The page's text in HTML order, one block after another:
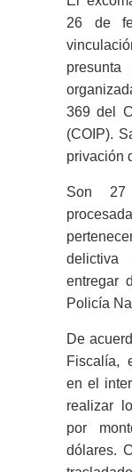
26 de
presunta
369 del
(COIP).
privación
Son 27
delictiva
entregar
Policía
De
Fiscalía,
en el
realizar
por
dólares.